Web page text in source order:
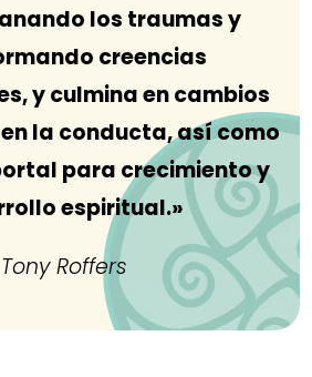
los traumas y
creencias
y culmina en cambios
la conducta, así como
para crecimiento y
espiritual.»
Tony Roffers